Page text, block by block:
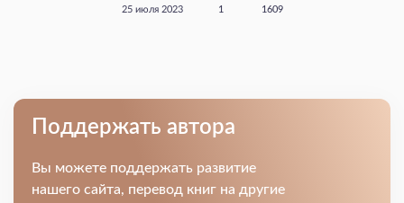
25 июля 2023 1 1609
Поддержать автора
Вы можете поддержать развитие
нашего сайта, перевод книг на другие